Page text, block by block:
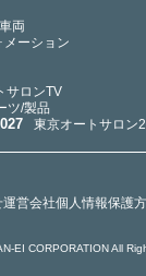
両
メーション
サロンTV
ツ/製品
東京オートサロン
運営会社個人情報保護
EI CORPORATION All